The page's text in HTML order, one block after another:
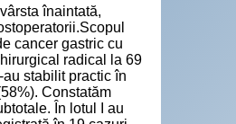
înaintată,
cancer gastric cu
radical la 69
stabilit practic în
Constatăm
În lotul I au